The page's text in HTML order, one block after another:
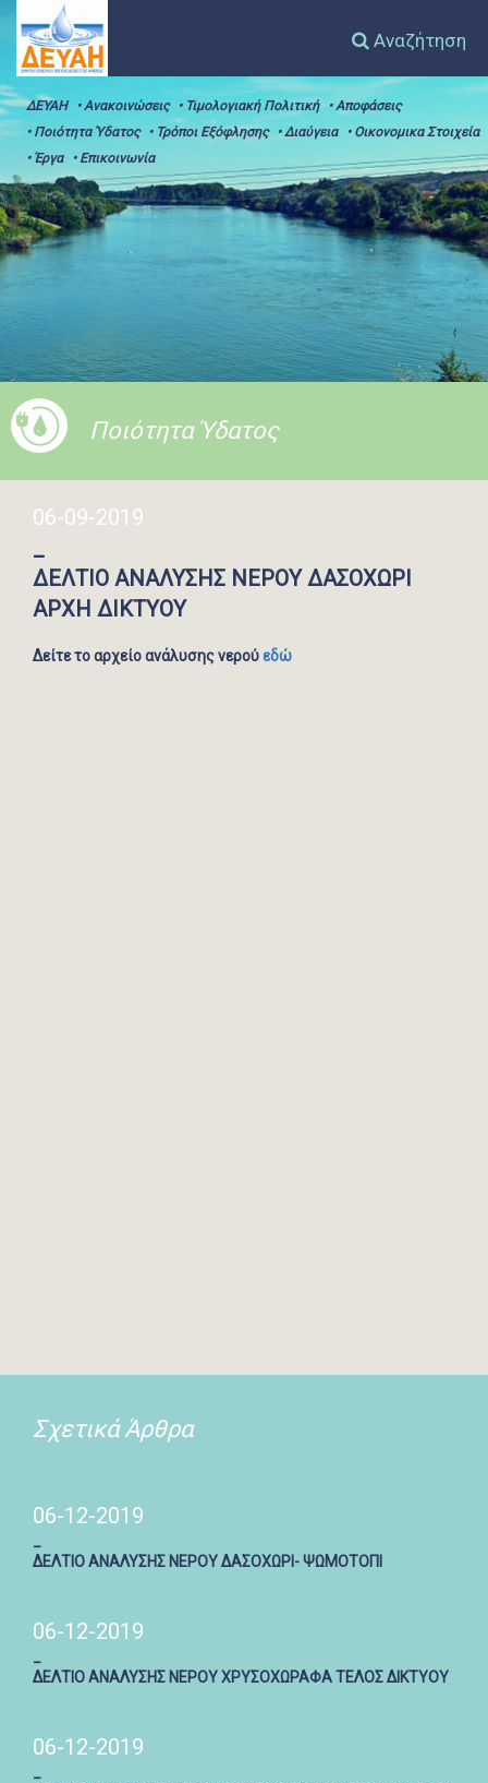
Αναζήτηση
ΔΕΥΑΗ • Ανακοινώσεις • Τιμολογιακή Πολιτική
• Αποφάσεις
• Ποιότητα Ύδατος
• Τρόποι Εξόφλησης • Διαύγεια
• Οικονομικα Στοιχεία
• Έργα
• Επικοινωνία
Ποιότητα Ύδατος
06-09-2019
_
ΔΕΛΤΙΟ ΑΝΑΛΥΣΗΣ ΝΕΡΟΥ ΔΑΣΟΧΩΡΙ
ΑΡΧΗ ΔΙΚΤΥΟΥ
Δείτε το αρχείο ανάλυσης νερούεδώ
Σχετικά Άρθρα
06-12-2019
ΔΕΛΤΙΟ ΑΝΑΛΥΣΗΣ ΝΕΡΟΥ ΔΑΣΟΧΩΡΙ- ΨΩΜΟΤΟΠΙ
06-12-2019
ΔΕΛΤΙΟ ΑΝΑΛΥΣΗΣ ΝΕΡΟΥ ΧΡΥΣΟΧΩΡΑΦΑ ΤΕΛΟΣ ΔΙΚΤΥΟΥ
06-12-2019